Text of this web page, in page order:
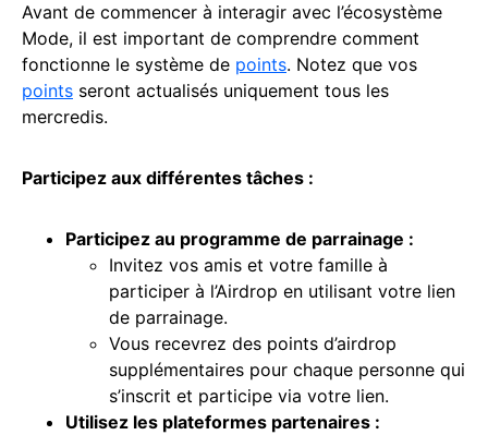
Avant de commencer à interagir avec l’écosystème
Mode, il est important de comprendre comment
fonctionne le système de points. Notez que vos
points seront actualisés uniquement tous les
mercredis.
Participez aux différentes tâches :
Participez au programme de parrainage :
Invitez vos amis et votre famille à
participer à l’Airdrop en utilisant votre lien
de parrainage.
Vous recevrez des points d’airdrop
supplémentaires pour chaque personne qui
s’inscrit et participe via votre lien.
Utilisez les plateformes partenaires :